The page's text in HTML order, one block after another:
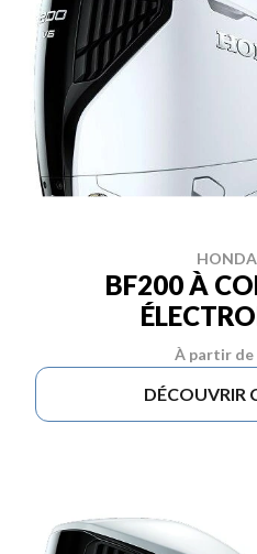
BF200 À
À partir de
DÉCOUVRIR